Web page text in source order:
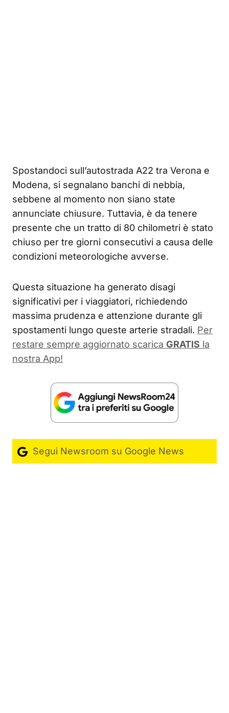
Spostandoci sull’autostrada A22 tra Verona e
Modena, si segnalano banchi di nebbia,
sebbene al momento non siano state
annunciate chiusure. Tuttavia, è da tenere
presente che un tratto di 80 chilometri è stato
chiuso per tre giorni consecutivi a causa delle
condizioni meteorologiche avverse.
Questa situazione ha generato disagi
significativi per i viaggiatori, richiedendo
massima prudenza e attenzione durante gli
spostamenti lungo queste arterie stradali. Per
restare sempre aggiornato scarica GRATIS la
nostra App!
Segui Newsroom su Google News